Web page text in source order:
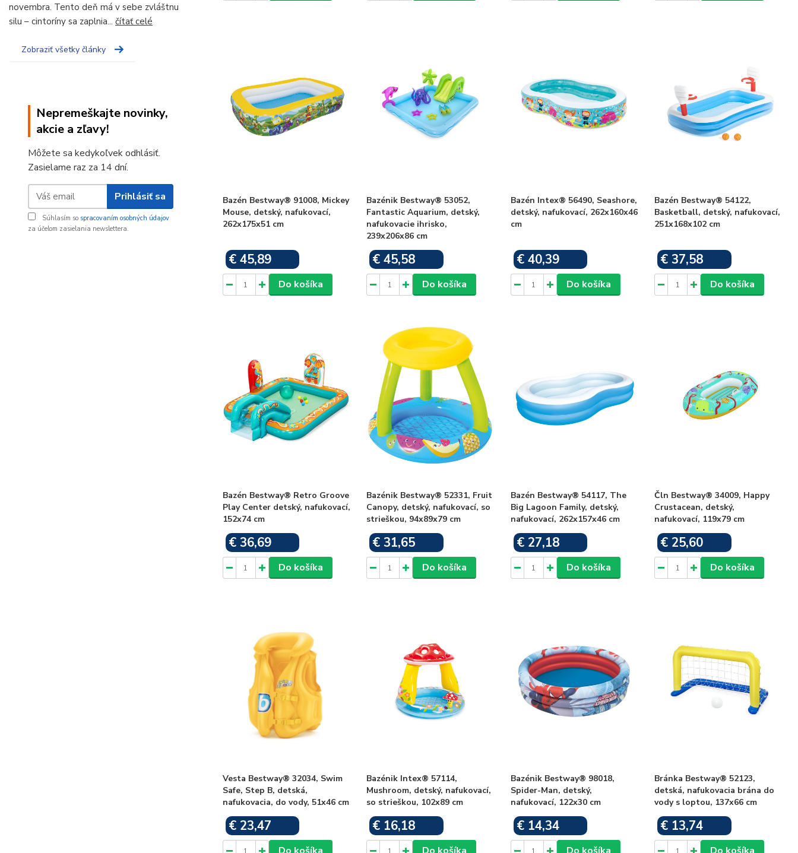
novembra. Tento deň má v sebe zvláštnu
silu – cintoríny sa zaplnia... čítať celé
Zobraziť všetky články
Nepremeškajte novinky,
akcie a zľavy!
Môžete sa kedykoľvek odhlásiť.
Zasielame raz za 14 dní.
Prihlásiť sa
Súhlasím so spracovaním osobných údajov
za účelom zasielania newslettera.
Bazén Bestway® 91008, Mickey
Mouse, detský, nafukovací,
262x175x51 cm
€ 45,89
Do košíka
Bazénik Bestway® 53052,
Fantastic Aquarium, detský,
nafukovacie ihrisko,
239x206x86 cm
€ 45,58
Do košíka
Bazén Intex® 56490, Seashore,
detský, nafukovací, 262x160x46
cm
€ 40,39
Do košíka
Bazén Bestway® 54122,
Basketball, detský, nafukovací,
251x168x102 cm
€ 37,58
Do košíka
Bazén Bestway® Retro Groove
Play Center detský, nafukovací,
152x74 cm
€ 36,69
Do košíka
Bazénik Bestway® 52331, Fruit
Canopy, detský, nafukovací, so
strieškou, 94x89x79 cm
€ 31,65
Do košíka
Bazén Bestway® 54117, The
Big Lagoon Family, detský,
nafukovací, 262x157x46 cm
€ 27,18
Do košíka
Čln Bestway® 34009, Happy
Crustacean, detský,
nafukovací, 119x79 cm
€ 25,60
Do košíka
Vesta Bestway® 32034, Swim
Safe, Step B, detská,
nafukovacia, do vody, 51x46 cm
€ 23,47
Bazénik Intex® 57114,
Mushroom, detský, nafukovací,
so strieškou, 102x89 cm
€ 16,18
Bazénik Bestway® 98018,
Spider-Man, detský,
nafukovací, 122x30 cm
€ 14,34
Bránka Bestway® 52123,
detská, nafukovacia brána do
vody s loptou, 137x66 cm
€ 13,74